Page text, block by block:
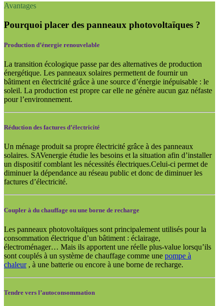
Avantages
Pourquoi placer des panneaux photovoltaïques ?
Production d’énergie renouvelable
La transition écologique passe par des alternatives de production
énergétique. Les panneaux solaires permettent de fournir un
bâtiment en électricité grâce à une source d’énergie inépuisable : le
soleil. La production est propre car elle ne génère aucun gaz néfaste
pour l’environnement.
Réduction des factures d’électricité
Un ménage produit sa propre électricité grâce à des panneaux
solaires. SAVenergie étudie les besoins et la situation afin d’installer
un dispositif comblant les nécessités électriques.Celui-ci permet de
diminuer la dépendance au réseau public et donc de diminuer les
factures d’électricité.
Coupler à du chauffage ou une borne de recharge
Les panneaux photovoltaïques sont principalement utilisés pour la
consommation électrique d’un bâtiment : éclairage,
électroménager… Mais ils apportent une réelle plus-value lorsqu’ils
sont couplés à un système de chauffage comme une pompe à
chaleur , à une batterie ou encore à une borne de recharge.
Tendre vers l’autoconsommation